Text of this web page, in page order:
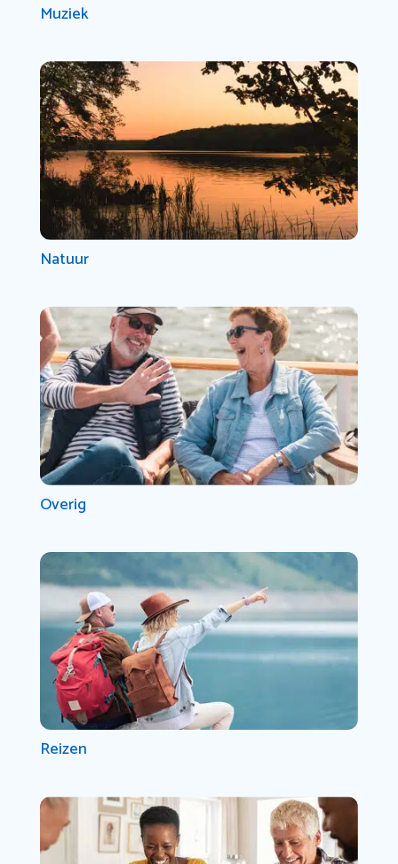
Muziek
Natuur
Overig
Reizen